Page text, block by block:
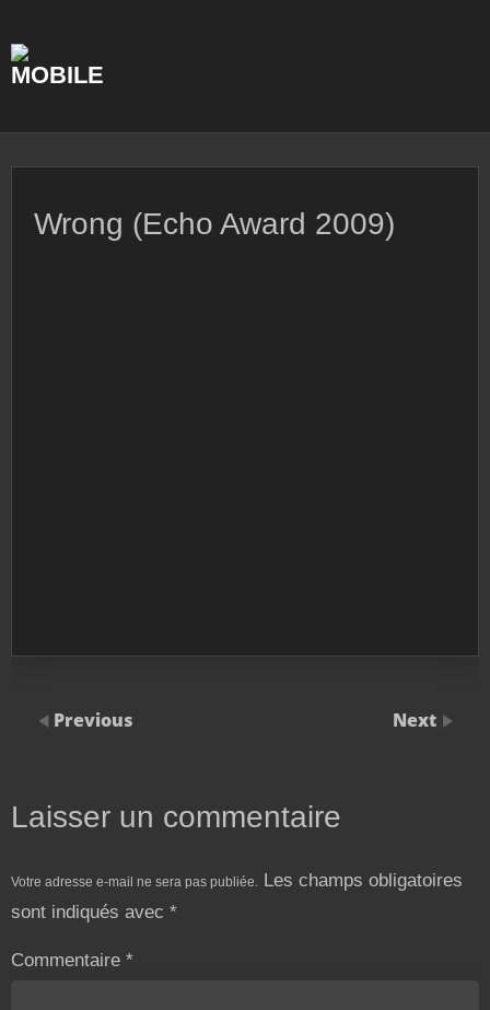
content
Wrong (Echo Award 2009)
Previous Next
Laisser un commentaire
Votre adresse e-mail ne sera pas publiée. Les champs obligatoires
sont indiqués avec *
Commentaire *